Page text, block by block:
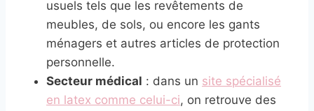
usuels tels que les revêtements de
meubles, de sols, ou encore les gants
ménagers et autres articles de protection
personnelle.
Secteur médical : dans un site spécialisé
en latex comme celui-ci, on retrouve des